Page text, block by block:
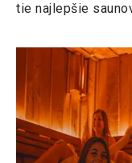
tie najlepšie